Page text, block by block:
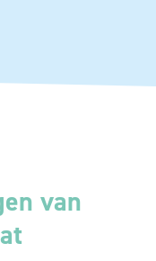
van